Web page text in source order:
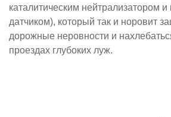
каталитическим нейтрализатором
датчиком), который так и норовит
дорожные неровности и
проездах глубоких луж.